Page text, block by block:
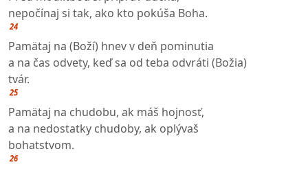
nepočínaj si tak, ako kto pokúša Boha.
24
Pamätaj na (Boží) hnev v deň pominutia
a na čas odvety, keď sa od teba odvráti (Božia)
tvár.
25
Pamätaj na chudobu, ak máš hojnosť,
a na nedostatky chudoby, ak oplývaš
bohatstvom.
26